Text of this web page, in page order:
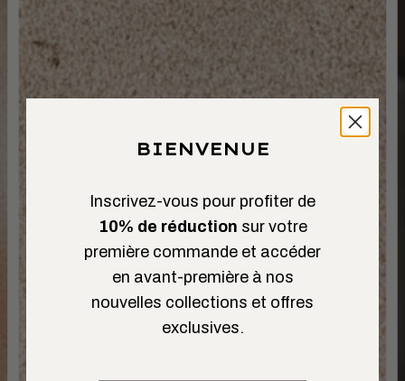
BIENVENUE
Inscrivez-vous pour profiter de
10% de réduction sur votre
première commande et accéder
en avant-première à nos
nouvelles collections et offres
exclusives.